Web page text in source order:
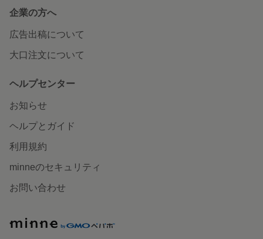
企業の方へ
広告出稿について
大口注文について
ヘルプセンター
お知らせ
ヘルプとガイド
利用規約
minneのセキュリティ
お問い合わせ